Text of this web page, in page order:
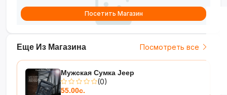
Еще Из Магазина Посмотреть все
Мужская Сумка Jeep
(0)
55.00с.
Посетить Магазин